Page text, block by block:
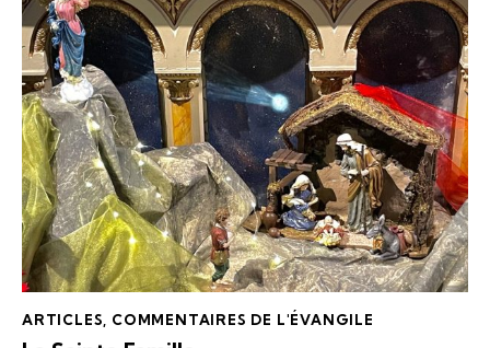
ARTICLES COMMENTAIRES DE L'ÉVANGILE